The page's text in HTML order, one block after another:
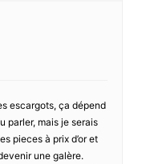
escargots, ça dépend
parler, mais je serais
pieces à prix d’or et
une galère.